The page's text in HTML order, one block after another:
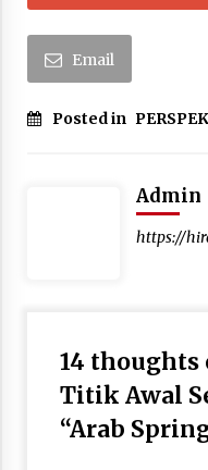
Email
Posted in
Admin
https://
14 thoughts
Titik Awal
“Arab